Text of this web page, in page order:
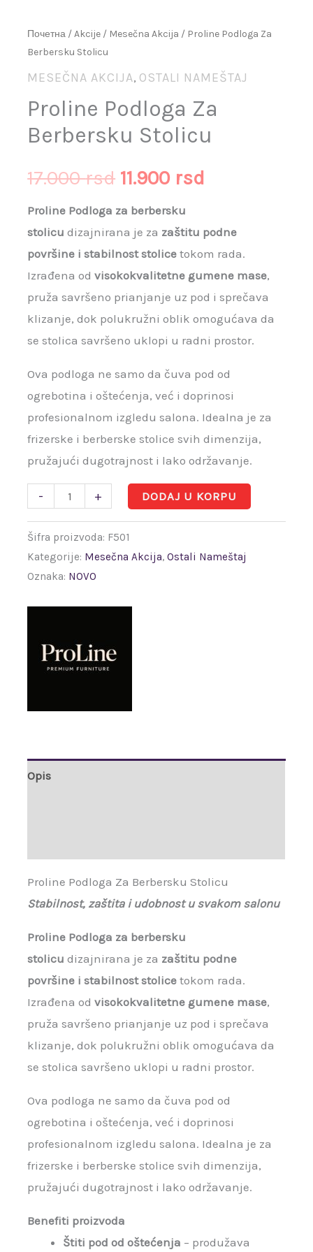
Почетна /Akcije / Mesečna Akcija / Proline Podloga Za
Berbersku Stolicu
MESEČNA AKCIJA, OSTALI NAMEŠTAJ
Proline Podloga Za
Berbersku Stolicu
17.000rsd 11.900 rsd
Proline Podloga za berbersku
stolicu dizajnirana je za zaštitu podne
površine i stabilnost stolice tokom rada.
Izrađena odvisokokvalitetne gumene mase,
pruža savršeno prianjanje uz pod i sprečava
klizanje, dok polukružni oblik omogućava da
se stolica savršeno uklopi u radni prostor.
Ova podloga ne samo da čuva pod od
ogrebotina i oštećenja, već i doprinosi
profesionalnom izgledu salona. Idealna je za
frizerske i berberske stolice svih dimenzija,
pružajući dugotrajnost i lako održavanje.
- + DODAJ U KORPU
Šifra proizvoda: F501
Kategorije: Mesečna Akcija,Ostali Nameštaj
Oznaka: NOVO
Opis
Proline Podloga Za Berbersku Stolicu
Stabilnost, zaštita i udobnost u svakom salonu
Proline Podloga za berbersku
stolicu dizajnirana je za zaštitu podne
površine i stabilnost stolice tokom rada.
Izrađena odvisokokvalitetne gumene mase,
pruža savršeno prianjanje uz pod i sprečava
klizanje, dok polukružni oblik omogućava da
se stolica savršeno uklopi u radni prostor.
Ova podloga ne samo da čuva pod od
ogrebotina i oštećenja, već i doprinosi
profesionalnom izgledu salona. Idealna je za
frizerske i berberske stolice svih dimenzija,
pružajući dugotrajnost i lako održavanje.
Benefiti proizvoda
Štiti pod od oštećenja – produžava